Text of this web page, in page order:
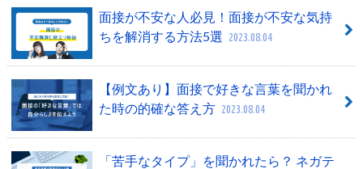
面接が不安な人必見！面接が不安な気持
ちを解消する方法5選 2023.08.04
【例文あり】面接で好きな言葉を聞かれ
た時の的確な答え方 2023.08.04
「苦手なタイプ」を聞かれたら？ ネガテ